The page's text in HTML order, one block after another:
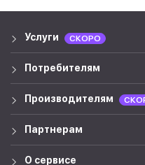
Услуги СКОРО
Потребителям
Производителям
Партнерам
О сервисе